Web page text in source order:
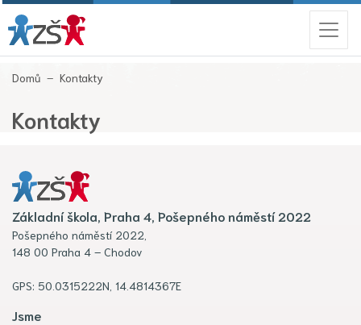
Domů Kontakty(aktuální)
Kontakty
Základní škola, Praha 4, Pošepného náměstí 2022
Pošepného náměstí 2022,
148 00 Praha 4 – Chodov
GPS: 50.0315222N, 14.4814367E
Jsme